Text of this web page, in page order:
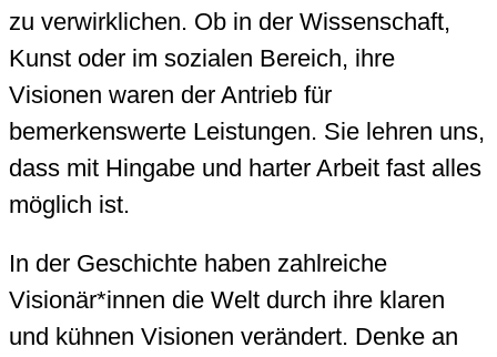
zu verwirklichen. Ob in der Wissenschaft,
Kunst oder im sozialen Bereich, ihre
Visionen waren der Antrieb für
bemerkenswerte Leistungen. Sie lehren uns,
dass mit Hingabe und harter Arbeit fast alles
möglich ist.
In der Geschichte haben zahlreiche
Visionär*innen die Welt durch ihre klaren
und kühnen Visionen verändert. Denke an